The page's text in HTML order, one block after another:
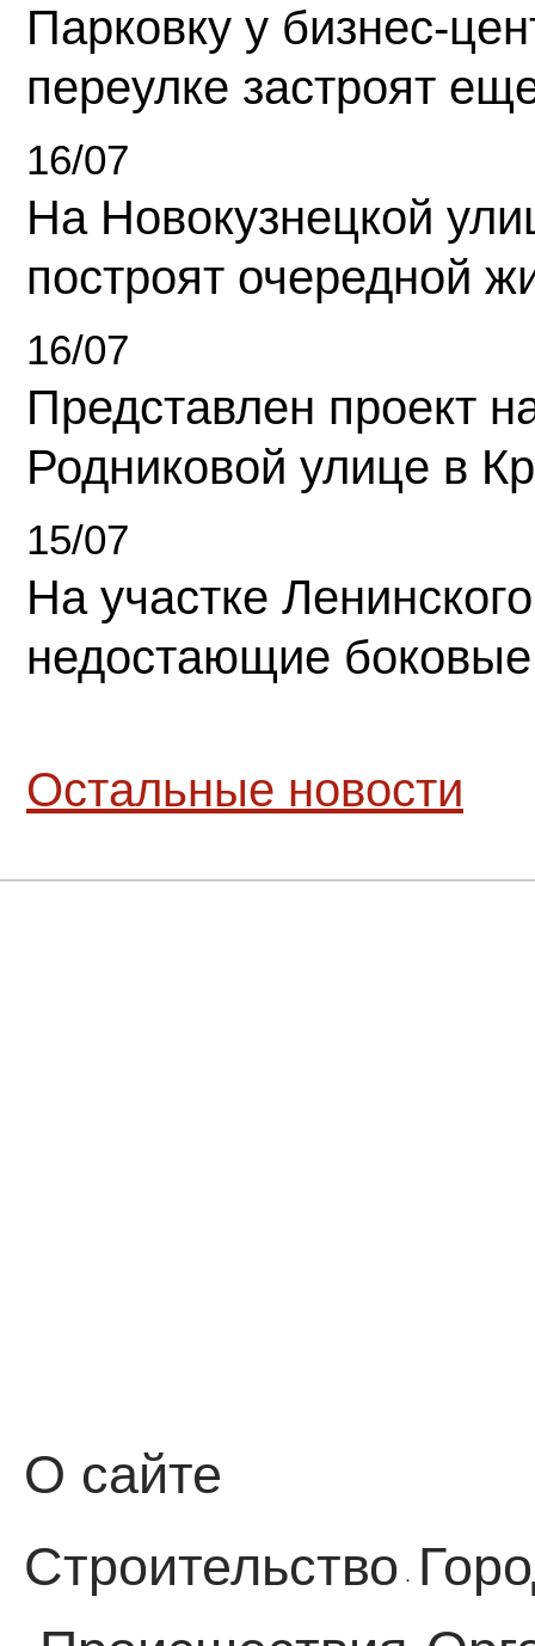
Парковку у бизнес-
переулке застроят
16/07
На Новокузнецкой
построят очередной
16/07
Представлен проект
Родниковой улице в
15/07
На участке
недостающие
Остальные новости
О сайте
Строительство ·